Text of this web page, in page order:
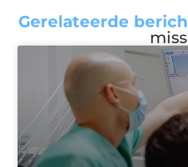
Gerelateerde